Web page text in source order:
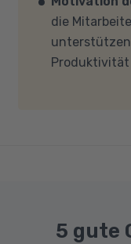
Firewalls etc.)
nicht
dass für eine
die
Produktivität
5 gute